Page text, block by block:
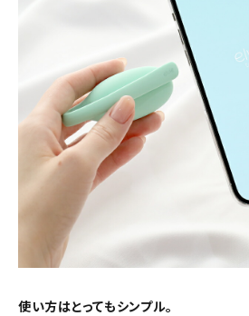
使い方はとってもシンプル。